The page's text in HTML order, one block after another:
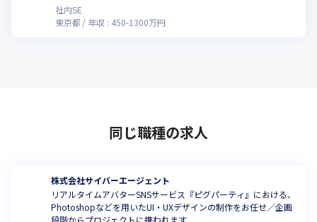
社内SE
東京都
年収 : 450-1300万円
同じ職種の求人
株式会社サイバーエージェント
リアルタイムアバターSNSサービス『ピグパーティ』における、
Photoshopなどを用いたUI・UXデザインの制作をお任せ／企画
段階からプロジェクトに携われます